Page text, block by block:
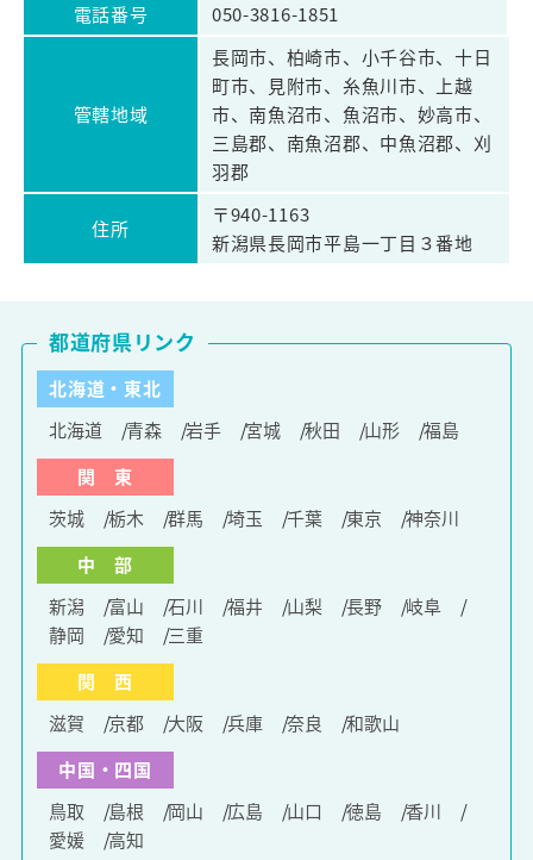
電話番号
050-3816-1851
管轄地域
長岡市、柏崎市、小千谷市、十日
町市、見附市、糸魚川市、上越
市、南魚沼市、魚沼市、妙高市、
三島郡、南魚沼郡、中魚沼郡、刈
羽郡
住所
〒940-1163
新潟県長岡市平島一丁目３番地
北海道・東北
北海道
青森 岩手 宮城 秋田 山形
福島
関 東
茨城
栃木 群馬 埼玉 千葉 東京
神奈川
中 部
新潟
富山 石川 福井 山梨 長野
岐阜
静岡
愛知
三重
関 西
滋賀
京都 大阪 兵庫 奈良
和歌山
中国・四国
鳥取
島根 岡山 広島 山口 徳島
香川
愛媛
高知
都道府県リンク